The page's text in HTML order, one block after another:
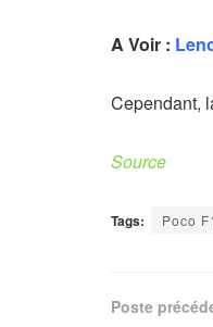
A Voir :
Cependant,
Source
Tags: Poco F1
Poste